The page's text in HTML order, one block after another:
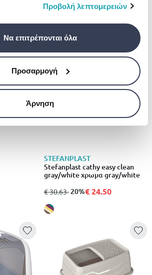
σε σχέση με την από μέρους
Προβολή λεπτομερειών
Να επιτρέπονται όλα
Προσαρμογή
Άρνηση
STEFANPLAST
Stefanplast cathy easy clean
gray/white χρωμα gray/white
από
€ 30.63σε
- 20%
- 20%€ 24.50